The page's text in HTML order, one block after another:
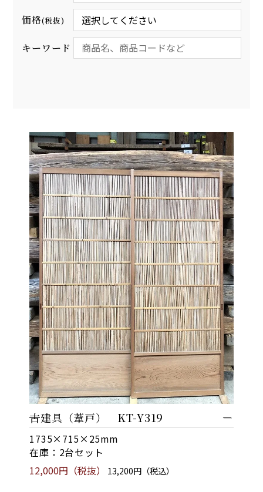
価格(税抜)
キーワード
古建具（葦戸） KT-Y319
1735×715×25mm
在庫：2台セット
12,000円（税抜）
13,200円（税込）